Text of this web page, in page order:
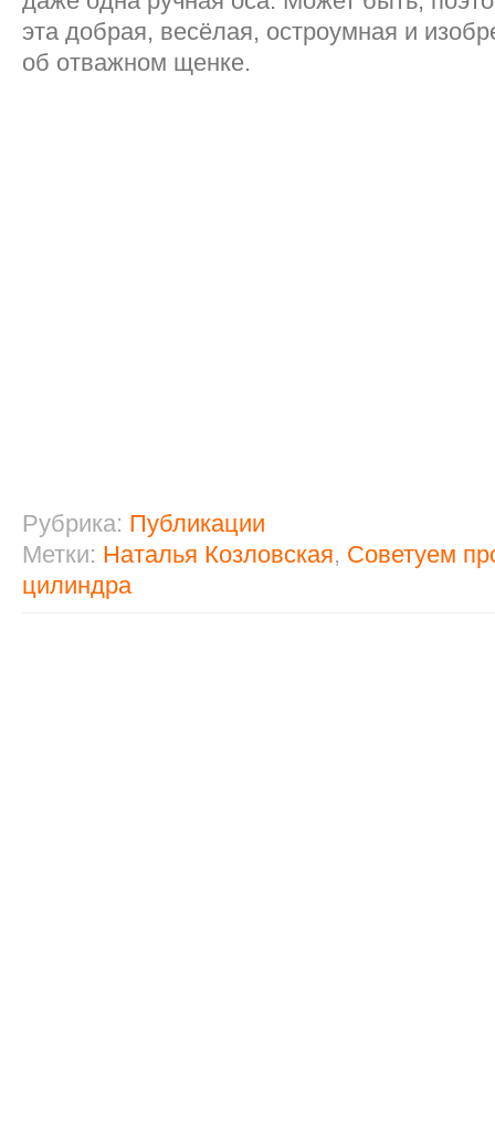
эта добрая, весёлая, остроумная и
об отважном щенке.
Рубрика: Публикации
Метки: Наталья Козловская, Советуем
цилиндра